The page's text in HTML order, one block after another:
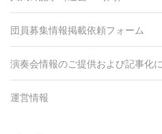
団員募集情報掲載依頼フォーム
演奏会情報のご提供および記事化
運営情報